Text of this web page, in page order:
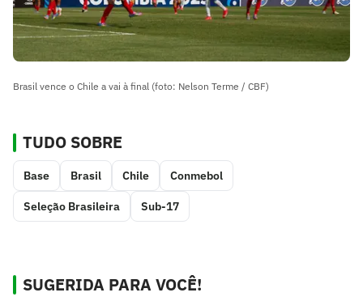
Brasil vence o Chile a vai à final (foto: Nelson Terme / CBF)
TUDO SOBRE
Base Brasil Chile Conmebol
Seleção Brasileira Sub-17
SUGERIDA PARA VOCÊ!